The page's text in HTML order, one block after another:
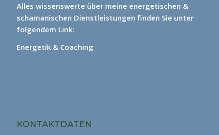
Alles wissenswerte über meine energetischen &
schamanischen Dienstleistungen finden Sie unter
folgendem Link:
Energetik & Coaching
KONTAKTDATEN